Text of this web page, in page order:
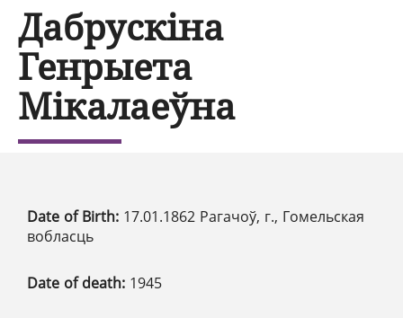
Дабрускіна
Генрыета
Мікалаеўна
Date of Birth: 17.01.1862 Рагачоў, г., Гомельская
вобласць
Date of death: 1945